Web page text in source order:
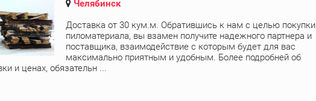
Челябинск
Доставка от 30 кум.м. Обратившись к нам с целью покупки
пиломатериала, вы взамен получите надежного партнера и
поставщика, взаимодействие с которым будет для вас
максимально приятным и удобным. Более подробней об
и ценах, обязательн ...